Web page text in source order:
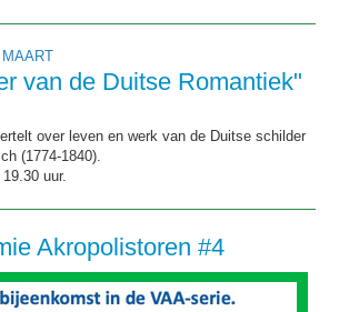
van de Duitse Romantiek"
over leven en werk van de Duitse schilder
(1774-1840).
uur.
Akropolistoren #4